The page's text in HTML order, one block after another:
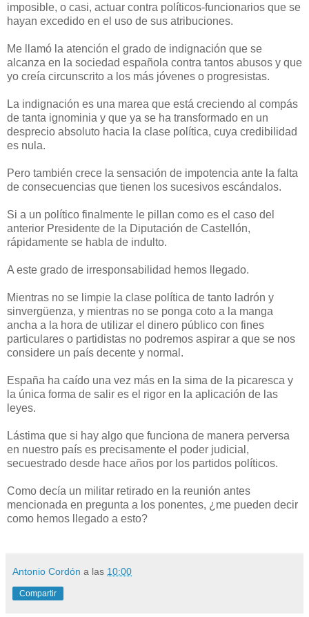
imposible, o casi, actuar contra políticos-funcionarios que se
hayan excedido en el uso de sus atribuciones.
Me llamó la atención el grado de indignación que se
alcanza en la sociedad española contra tantos abusos y que
yo creía circunscrito a los más jóvenes o progresistas.
La indignación es una marea que está creciendo al compás
de tanta ignominia y que ya se ha transformado en un
desprecio absoluto hacia la clase política, cuya credibilidad
es nula.
Pero también crece la sensación de impotencia ante la falta
de consecuencias que tienen los sucesivos escándalos.
Si a un político finalmente le pillan como es el caso del
anterior Presidente de la Diputación de Castellón,
rápidamente se habla de indulto.
A este grado de irresponsabilidad hemos llegado.
Mientras no se limpie la clase política de tanto ladrón y
sinvergüenza, y mientras no se ponga coto a la manga
ancha a la hora de utilizar el dinero público con fines
particulares o partidistas no podremos aspirar a que se nos
considere un país decente y normal.
España ha caído una vez más en la sima de la picaresca y
la única forma de salir es el rigor en la aplicación de las
leyes.
Lástima que si hay algo que funciona de manera perversa
en nuestro país es precisamente el poder judicial,
secuestrado desde hace años por los partidos políticos.
Como decía un militar retirado en la reunión antes
mencionada en pregunta a los ponentes, ¿me pueden decir
como hemos llegado a esto?
Antonio Cordón a las 10:00
Compartir